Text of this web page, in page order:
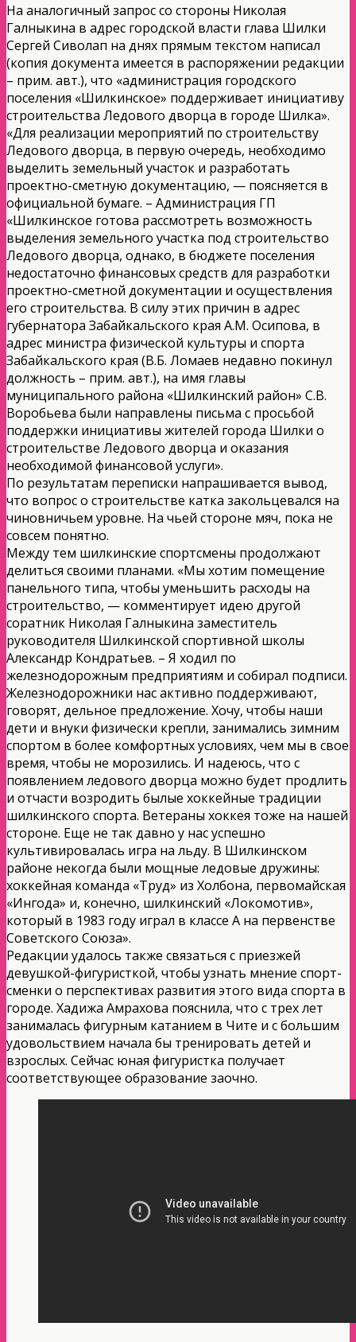
На аналогичный запрос со стороны Николая
Галныкина в адрес городской власти глава Шилки
Сергей Сиволап на днях прямым текстом написал
(копия документа имеется в распоряжении редакции
– прим. авт.), что «администрация городского
поселения «Шилкинское» поддерживает инициативу
строительства Ледового дворца в городе Шилка».
«Для реализации мероприятий по строительству
Ледового дворца, в первую очередь, необходимо
выделить земельный участок и разработать
проектно-сметную документацию, — поясняется в
официальной бумаге. – Администрация ГП
«Шилкинское готова рассмотреть возможность
выделения земельного участка под строительство
Ледового дворца, однако, в бюджете поселения
недостаточно финансовых средств для разработки
проектно-сметной документации и осуществления
его строительства. В силу этих причин в адрес
губернатора Забайкальского края А.М. Осипова, в
адрес министра физической культуры и спорта
Забайкальского края (В.Б. Ломаев недавно покинул
должность – прим. авт.), на имя главы
муниципального района «Шилкинский район» С.В.
Воробьева были направлены письма с просьбой
поддержки инициативы жителей города Шилки о
строительстве Ледового дворца и оказания
необходимой финансовой услуги».
По результатам переписки напрашивается вывод,
что вопрос о строительстве катка закольцевался на
чиновничьем уровне. На чьей стороне мяч, пока не
совсем понятно.
Между тем шилкинские спортсмены продолжают
делиться своими планами. «Мы хотим помещение
панельного типа, чтобы уменьшить расходы на
строительство, — комментирует идею другой
соратник Николая Галныкина заместитель
руководителя Шилкинской спортивной школы
Александр Кондратьев. – Я ходил по
железнодорожным предприятиям и собирал подписи.
Железнодорожники нас активно поддерживают,
говорят, дельное предложение. Хочу, чтобы наши
дети и внуки физически крепли, занимались зимним
спортом в более комфортных условиях, чем мы в свое
время, чтобы не морозились. И надеюсь, что с
появлением ледового дворца можно будет продлить
и отчасти возродить былые хоккейные традиции
шилкинского спорта. Ветераны хоккея тоже на нашей
стороне. Еще не так давно у нас успешно
культивировалась игра на льду. В Шилкинском
районе некогда были мощные ледовые дружины:
хоккейная команда «Труд» из Холбона, первомайская
«Ингода» и, конечно, шилкинский «Локомотив»,
который в 1983 году играл в классе А на первенстве
Советского Союза».
Редакции удалось также связаться с приезжей
девушкой-фигуристкой, чтобы узнать мнение спорт­
сменки о перспективах развития этого вида спорта в
городе. Хадижа Амрахова пояснила, что с трех лет
занималась фигурным катанием в Чите и с большим
удовольствием начала бы тренировать детей и
взрослых. Сейчас юная фигуристка получает
соответствующее образование заочно.